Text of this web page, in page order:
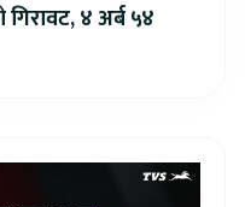
४ अर्ब ५४